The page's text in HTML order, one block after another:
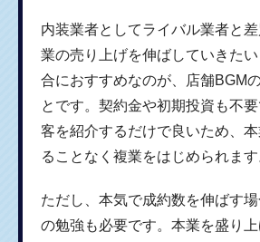
内装業者としてライバル業者と
業の売り上げを伸ばしていきた
合におすすめなのが、店舗BGM
とです。契約金や初期投資も不
客を紹介するだけで良いため、
ることなく複業をはじめられます
ただし、本気で成約数を伸ばす
の勉強も必要です。本業を盛り